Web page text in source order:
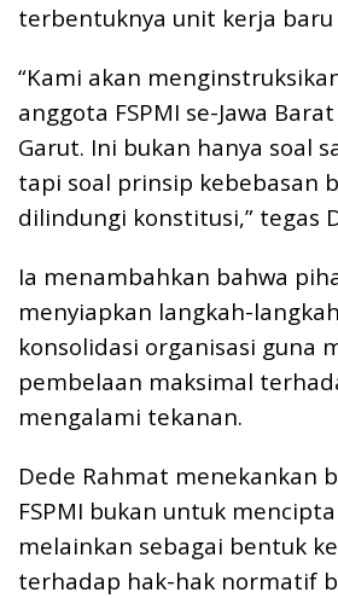
terbentuknya unit kerja baru
“Kami akan
anggota FSPMI se-Jawa
Garut. Ini bukan hanya soal
tapi soal prinsip kebebasan
dilindungi konstitusi,” tegas
Ia menambahkan bahwa
menyiapkan langkah-
konsolidasi organisasi guna
pembelaan maksimal
mengalami tekanan.
Dede Rahmat menekankan
FSPMI bukan untuk
melainkan sebagai bentuk
terhadap hak-hak normatif